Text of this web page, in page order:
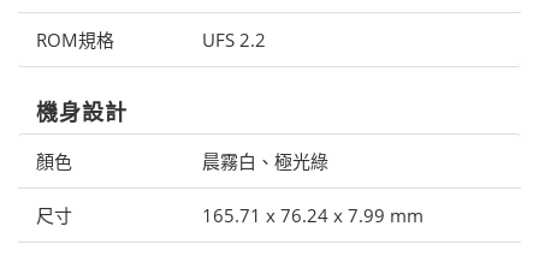
ROM規格 UFS 2.2
機身設計
顏色 晨霧白、極光綠
尺寸 165.71 x 76.24 x 7.99 mm